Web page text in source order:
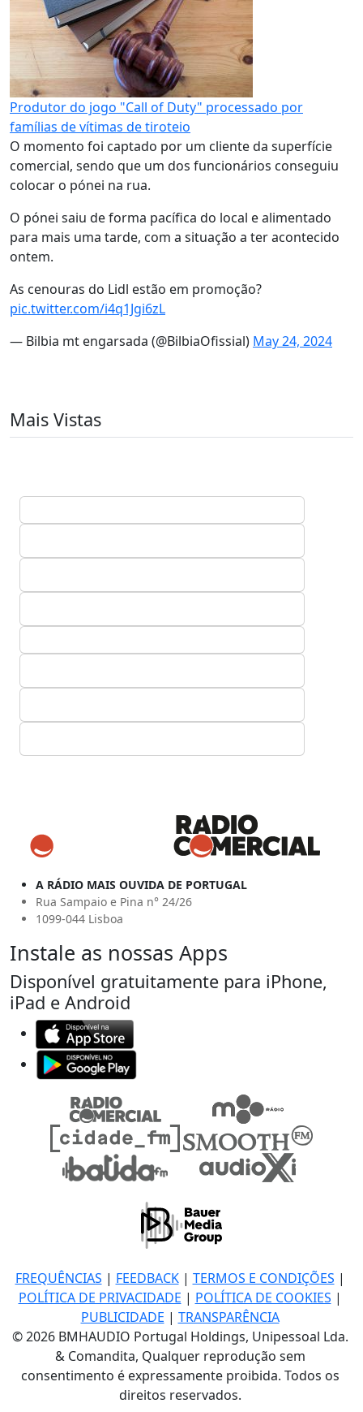
Produtor do jogo "Call of Duty" processado por
famílias de vítimas de tiroteio
O momento foi captado por um cliente da superfície
comercial, sendo que um dos funcionários conseguiu
colocar o pónei na rua.
O pónei saiu de forma pacífica do local e alimentado
para mais uma tarde, com a situação a ter acontecido
ontem.
As cenouras do Lidl estão em promoção?
pic.twitter.com/i4q1Jgi6zL
— Bilbia mt engarsada (@BilbiaOfissial) May 24, 2024
Mais Vistas
A RÁDIO MAIS OUVIDA DE PORTUGAL
Rua Sampaio e Pina n° 24/26
1099-044 Lisboa
Instale as nossas Apps
Disponível gratuitamente para iPhone,
iPad e Android
FREQUÊNCIAS | FEEDBACK| TERMOS E CONDIÇÕES |
POLÍTICA DE PRIVACIDADE | POLÍTICA DE COOKIES |
PUBLICIDADE | TRANSPARÊNCIA
© 2026 BMHAUDIO Portugal Holdings, Unipessoal Lda.
& Comandita, Qualquer reprodução sem
consentimento é expressamente proibida. Todos os
direitos reservados.